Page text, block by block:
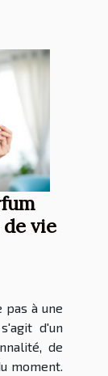
vie
à une
d'un
de
moment.